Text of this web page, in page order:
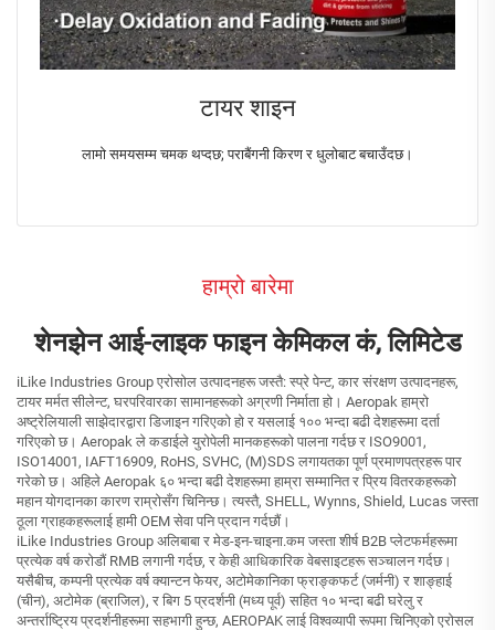
टायर शाइन
लामो समयसम्म चमक थप्दछ; पराबैंगनी किरण र धुलोबाट बचाउँदछ।
हाम्रो बारेमा
शेनझेन आई-लाइक फाइन केमिकल कं, लिमिटेड
iLike Industries Group एरोसोल उत्पादनहरू जस्तै: स्प्रे पेन्ट, कार संरक्षण उत्पादनहरू,
टायर मर्मत सीलेन्ट, घरपरिवारका सामानहरूको अग्रणी निर्माता हो। Aeropak हाम्रो
अष्ट्रेलियाली साझेदारद्वारा डिजाइन गरिएको हो र यसलाई १०० भन्दा बढी देशहरूमा दर्ता
गरिएको छ। Aeropak ले कडाईले युरोपेली मानकहरूको पालना गर्दछ र ISO9001,
ISO14001, IAFT16909, RoHS, SVHC, (M)SDS लगायतका पूर्ण प्रमाणपत्रहरू पार
गरेको छ। अहिले Aeropak ६० भन्दा बढी देशहरूमा हाम्रा सम्मानित र प्रिय वितरकहरूको
महान योगदानका कारण राम्रोसँग चिनिन्छ। त्यस्तै, SHELL, Wynns, Shield, Lucas जस्ता
ठूला ग्राहकहरूलाई हामी OEM सेवा पनि प्रदान गर्दछौं।
iLike Industries Group अलिबाबा र मेड-इन-चाइना.कम जस्ता शीर्ष B2B प्लेटफर्महरूमा
प्रत्येक वर्ष करोडौं RMB लगानी गर्दछ, र केही आधिकारिक वेबसाइटहरू सञ्चालन गर्दछ।
यसैबीच, कम्पनी प्रत्येक वर्ष क्यान्टन फेयर, अटोमेकानिका फ्राङ्कफर्ट (जर्मनी) र शाङ्हाई
(चीन), अटोमेक (ब्राजिल), र बिग 5 प्रदर्शनी (मध्य पूर्व) सहित १० भन्दा बढी घरेलु र
अन्तर्राष्ट्रिय प्रदर्शनीहरूमा सहभागी हुन्छ, AEROPAK लाई विश्वव्यापी रूपमा चिनिएको एरोसल